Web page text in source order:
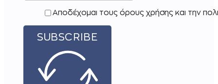
Αποδέχομαι τους όρους χρήσης και την
SUBSCRIBE